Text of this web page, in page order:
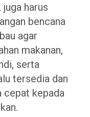
harus
bencana
agar
makanan,
serta
tersedia dan
cepat kepada